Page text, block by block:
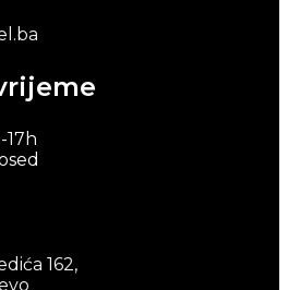
17h
162,